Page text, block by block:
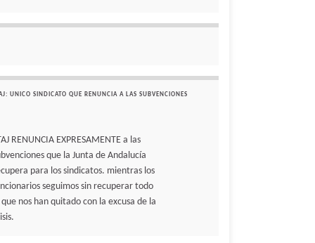
UNICO SINDICATO QUE RENUNCIA A LAS SUBVENCIONES
RENUNCIA EXPRESAMENTE a las
que la Junta de Andalucía
para los sindicatos. mientras los
seguimos sin recuperar todo
que nos han quitado con la excusa de la